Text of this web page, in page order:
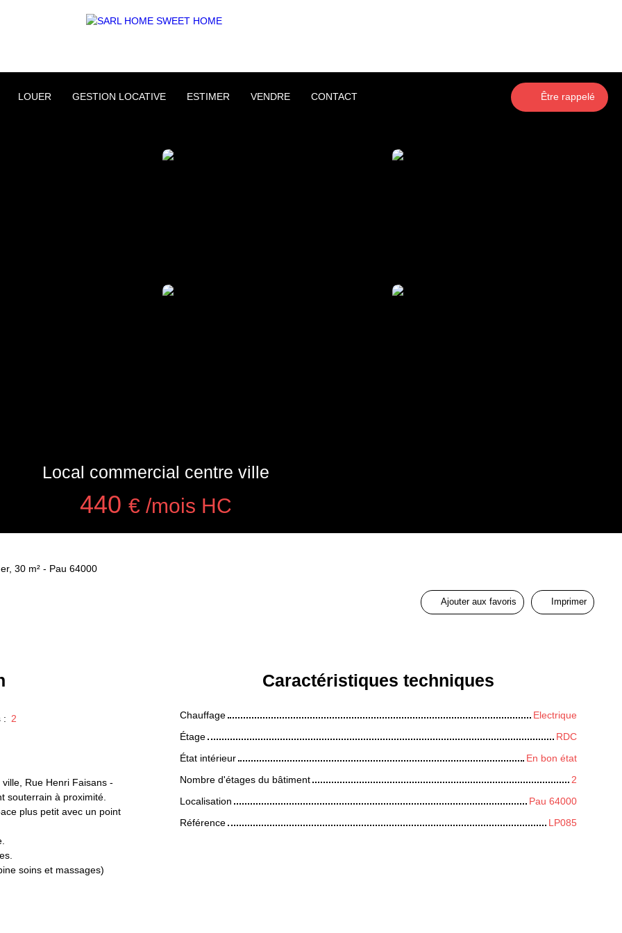
LOUER GESTION LOCATIVE ESTIMER VENDRE CONTACT Être rappelé
Local commercial centre ville
440 € /mois HC
30 m² - Pau 64000
Ajouter aux favoris Imprimer
: 2
Rue Henri Faisans -
souterrain à proximité.
plus petit avec un point
soins et massages)
Caractéristiques techniques
Chauffage
Electrique
Étage
RDC
État intérieur
En bon état
Nombre d'étages du bâtiment
2
Localisation
Pau 64000
Référence
LP085